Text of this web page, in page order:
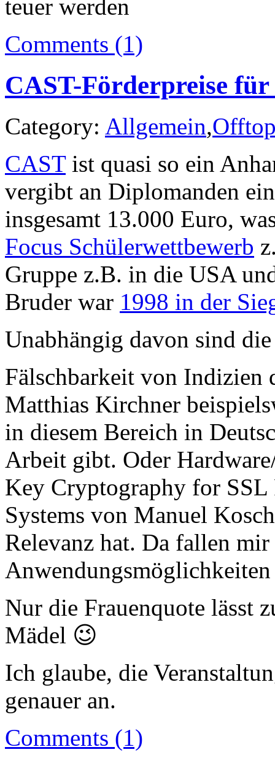
teuer werden
Comments (1)
CAST-Förderpreise
Category: Allgemein,
CASTist quasi so ein
vergibt an Diplomanden
insgesamt 13.000 Euro,
Focus Schülerwettbewerb
Gruppe z.B. in die USA
Bruder war 1998 in der
Unabhängig davon sind
Fälschbarkeit von
Matthias Kirchner
in diesem Bereich in
Arbeit gibt. Oder
Key Cryptography for
Systems von Manuel
Relevanz hat. Da fallen
Nur die Frauenquote lässt
Mädel 😉
Ich glaube, die
genauer an.
Comments (1)